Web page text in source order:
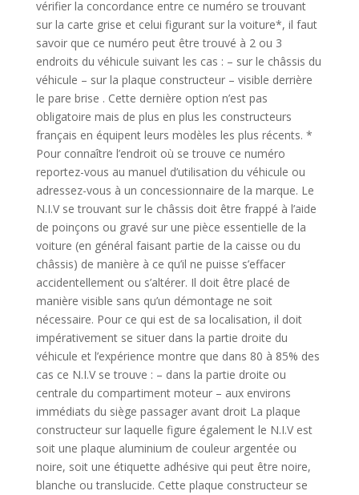
vérifier la concordance entre ce numéro se trouvant
sur la carte grise et celui figurant sur la voiture*, il faut
savoir que ce numéro peut être trouvé à 2 ou 3
endroits du véhicule suivant les cas : – sur le châssis du
véhicule – sur la plaque constructeur – visible derrière
le pare brise . Cette dernière option n’est pas
obligatoire mais de plus en plus les constructeurs
français en équipent leurs modèles les plus récents. *
Pour connaître l’endroit où se trouve ce numéro
reportez-vous au manuel d’utilisation du véhicule ou
adressez-vous à un concessionnaire de la marque. Le
N.I.V se trouvant sur le châssis doit être frappé à l’aide
de poinçons ou gravé sur une pièce essentielle de la
voiture (en général faisant partie de la caisse ou du
châssis) de manière à ce qu’il ne puisse s’effacer
accidentellement ou s’altérer. Il doit être placé de
manière visible sans qu’un démontage ne soit
nécessaire. Pour ce qui est de sa localisation, il doit
impérativement se situer dans la partie droite du
véhicule et l’expérience montre que dans 80 à 85% des
cas ce N.I.V se trouve : – dans la partie droite ou
centrale du compartiment moteur – aux environs
immédiats du siège passager avant droit La plaque
constructeur sur laquelle figure également le N.I.V est
soit une plaque aluminium de couleur argentée ou
noire, soit une étiquette adhésive qui peut être noire,
blanche ou translucide. Cette plaque constructeur se